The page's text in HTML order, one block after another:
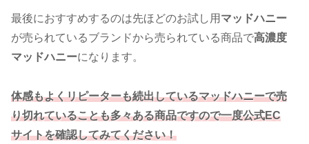
最後におすすめするのは先ほどのお試し用 マッドハニー
が売られているブランドから売られている商品で高濃度
マッドハニーになります。
体感もよくリピーターも続出しているマッドハニーで売
り切れていることも多々ある商品ですので一度公式EC
サイトを確認してみてください！